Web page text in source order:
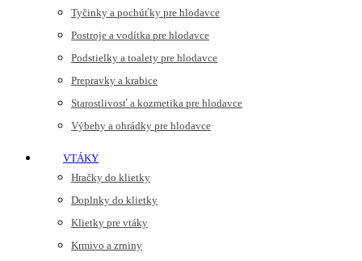
Tyčinky a pochúťky pre hlodavce
Postroje a vodítka pre hlodavce
Podstielky a toalety pre hlodavce
Prepravky a krabice
Starostlivosť a kozmetika pre hlodavce
Výbehy a ohrádky pre hlodavce
VTÁKY
Hračky do klietky
Doplnky do klietky
Klietky pre vtáky
Krmivo a zrniny